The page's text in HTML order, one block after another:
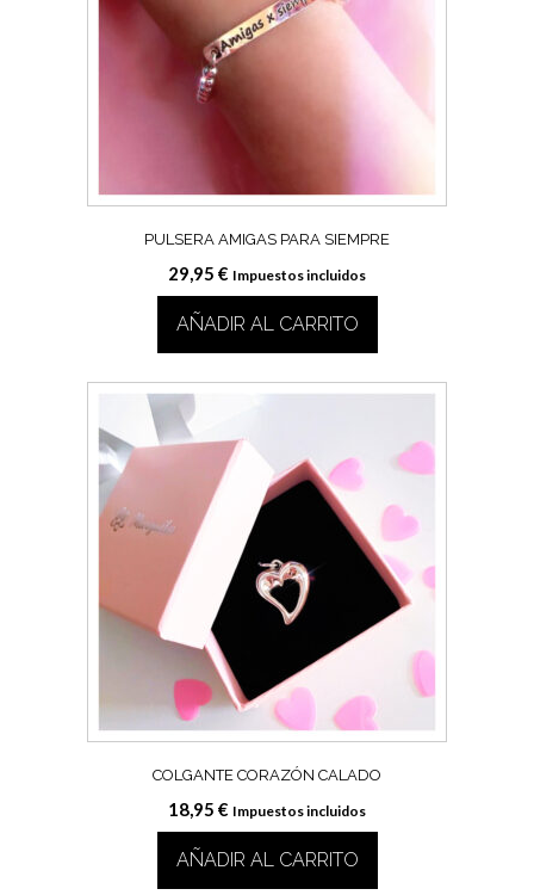
PULSERA AMIGAS PARA SIEMPRE
29,95 € Impuestos incluidos
AÑADIR AL CARRITO
COLGANTE CORAZÓN CALADO
18,95 € Impuestos incluidos
AÑADIR AL CARRITO